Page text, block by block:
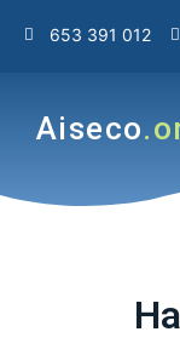
653 391 012
Aiseco